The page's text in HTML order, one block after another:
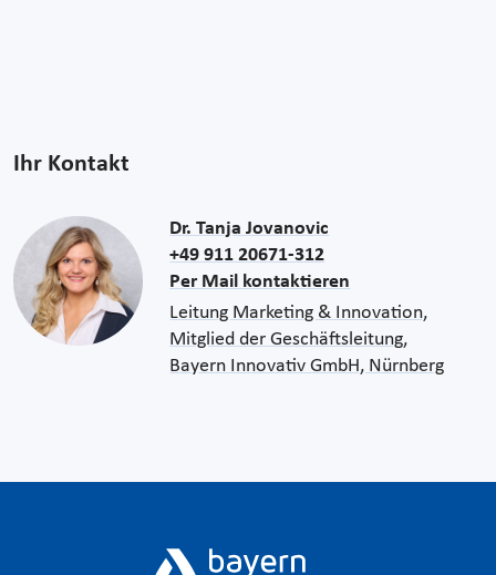
Ihr Kontakt
Dr. Tanja Jovanovic
+49 911 20671-312
Per Mail kontaktieren
Leitung Marketing & Innovation,
Mitglied der Geschäftsleitung,
Bayern Innovativ GmbH, Nürnberg